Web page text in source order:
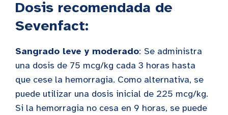
Dosis recomendada de
Sevenfact:
Sangrado leve y moderado: Se administra
una dosis de 75 mcg/kg cada 3 horas hasta
que cese la hemorragia. Como alternativa, se
puede utilizar una dosis inicial de 225 mcg/kg.
Si la hemorragia no cesa en 9 horas, se puede